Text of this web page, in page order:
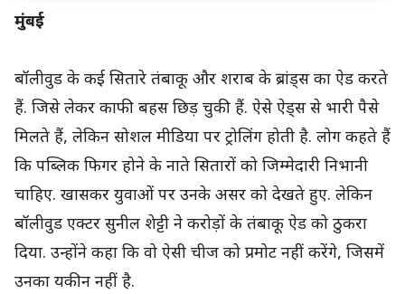
मुंबई
बॉलीवुड के कई सितारे तंबाकू और शराब के ब्रांड्स का ऐड करते
हैं. जिसे लेकर काफी बहस छिड़ चुकी हैं. ऐसे ऐड्स से भारी पैसे
मिलते हैं, लेकिन सोशल मीडिया पर ट्रोलिंग होती है. लोग कहते हैं
कि पब्लिक फिगर होने के नाते सितारों को जिम्मेदारी निभानी
चाहिए. खासकर युवाओं पर उनके असर को देखते हुए. लेकिन
बॉलीवुड एक्टर सुनील शेट्टी ने करोड़ों के तंबाकू ऐड को ठुकरा
दिया. उन्होंने कहा कि वो ऐसी चीज को प्रमोट नहीं करेंगे, जिसमें
उनका यकीन नहीं है.